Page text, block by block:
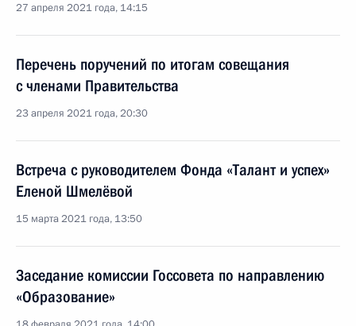
27 апреля 2021 года, 14:15
Перечень поручений по итогам совещания
с членами Правительства
23 апреля 2021 года, 20:30
Встреча с руководителем Фонда «Талант и успех»
Еленой Шмелёвой
15 марта 2021 года, 13:50
Заседание комиссии Госсовета по направлению
«Образование»